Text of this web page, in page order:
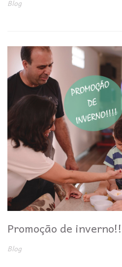
Blog
Promoção de
Blog